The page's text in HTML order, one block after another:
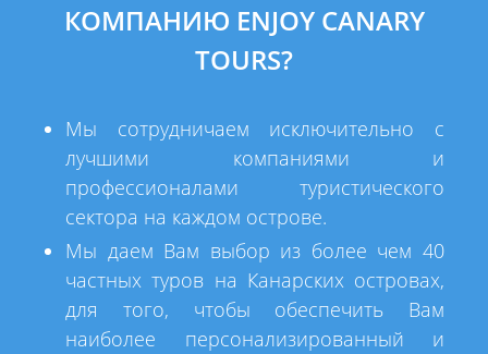
КОМПАНИЮ ENJOY CANARY
TOURS?
Мы сотрудничаем исключительно с
лучшими компаниями и
профессионалами туристического
сектора на каждом острове.
Мы даем Вам выбор из более чем 40
частных туров на Канарских островах,
для того, чтобы обеспечить Вам
наиболее персонализированный и